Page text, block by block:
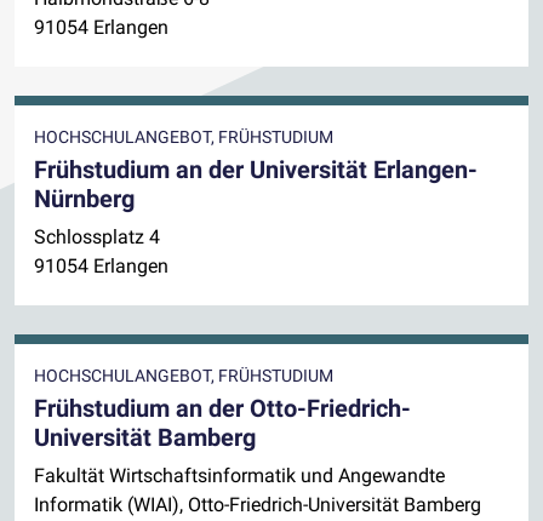
91054 Erlangen
HOCHSCHULANGEBOT, FRÜHSTUDIUM
Frühstudium an der Universität Erlangen-
Nürnberg
Schlossplatz 4
91054 Erlangen
HOCHSCHULANGEBOT, FRÜHSTUDIUM
Frühstudium an der Otto-Friedrich-
Universität Bamberg
Fakultät Wirtschaftsinformatik und Angewandte
Informatik (WIAI), Otto-Friedrich-Universität Bamberg